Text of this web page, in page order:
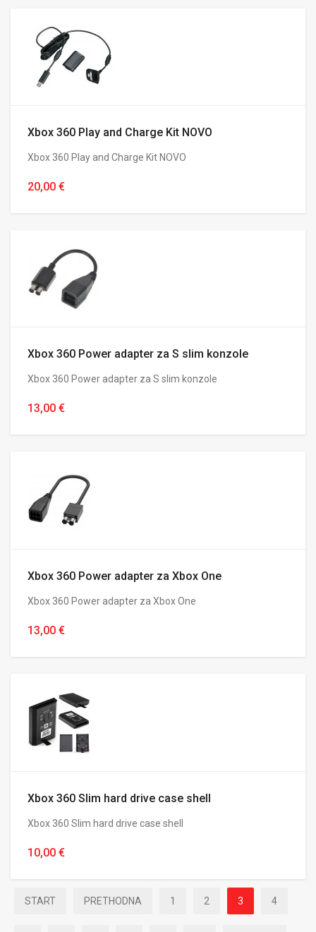
Xbox 360 Play and Charge Kit NOVO
Xbox 360 Play and Charge Kit NOVO
20,00 €
Xbox 360 Power adapter za S slim konzole
Xbox 360 Power adapter za S slim konzole
13,00 €
Xbox 360 Power adapter za Xbox One
Xbox 360 Power adapter za Xbox One
13,00 €
Xbox 360 Slim hard drive case shell
Xbox 360 Slim hard drive case shell
10,00 €
START PRETHODNA 1 2 3 4